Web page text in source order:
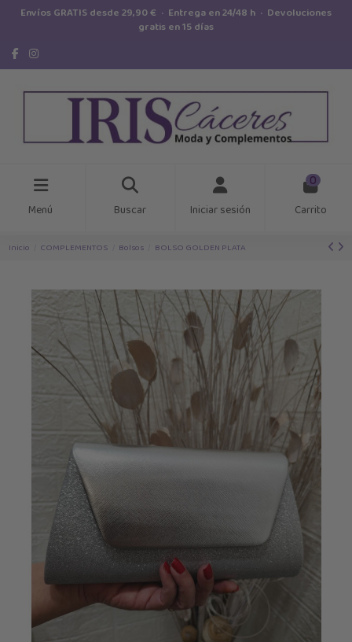
Envíos GRATIS desde 29,90 € · Entrega en 24/48 h · Devoluciones
gratis en 15 días
Menú Buscar Iniciar sesión
0
Carrito
Inicio COMPLEMENTOS Bolsos BOLSO GOLDEN PLATA